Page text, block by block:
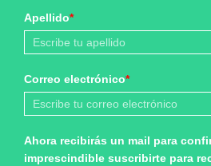
Apellido*
Correo electrónico*
Ahora recibirás un mail para
imprescindible suscribirte para